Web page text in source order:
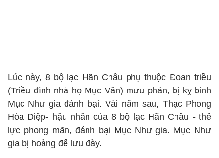
Lúc này, 8 bộ lạc Hãn Châu phụ thuộc Đoan triều
(Triều đình nhà họ Mục Vân) mưu phản, bị kỵ binh
Mục Như gia đánh bại. Vài năm sau, Thạc Phong
Hòa Diệp- hậu nhân của 8 bộ lạc Hãn Châu - thế
lực phong mãn, đánh bại Mục Như gia. Mục Như
gia bị hoàng đế lưu đày.